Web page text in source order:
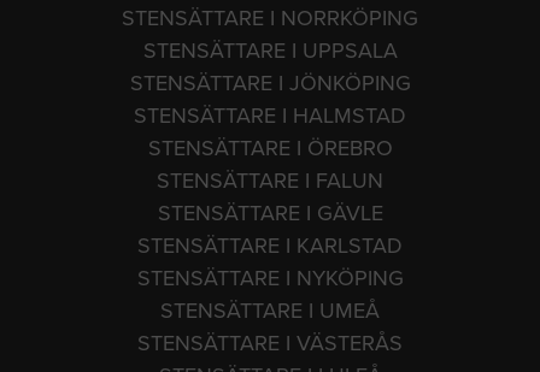
STENSÄTTARE I NORRKÖPING
STENSÄTTARE I UPPSALA
STENSÄTTARE I JÖNKÖPING
STENSÄTTARE I HALMSTAD
STENSÄTTARE I ÖREBRO
STENSÄTTARE I FALUN
STENSÄTTARE I GÄVLE
STENSÄTTARE I KARLSTAD
STENSÄTTARE I NYKÖPING
STENSÄTTARE I UMEÅ
STENSÄTTARE I VÄSTERÅS